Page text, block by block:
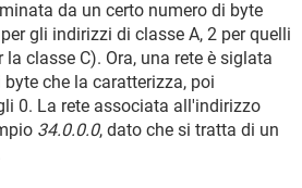
da un certo numero di byte
gli indirizzi di classe A, 2 per quelli
la classe C). Ora, una rete è siglata
che la caratterizza, poi
0. La rete associata all'indirizzo
34.0.0.0, dato che si tratta di un